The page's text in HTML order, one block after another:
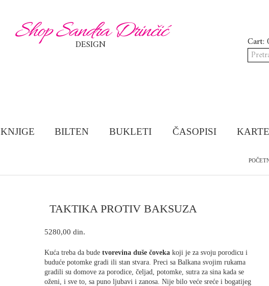
Shop Sandra Drinčić
DESIGN Cart:
za:
KNJIGE BILTEN BUKLETI ČASOPISI KARTE
TAKTIKA PROTIV BAKSUZA
5280,00 din.
Kuća treba da bude tvorevina duše čoveka koji je za svoju porodicu i
buduće potomke gradi ili stan stvara. Preci sa Balkana svojim rukama
gradili su domove za porodice, čeljad, potomke, sutra za sina kada se
oženi, i sve to, sa puno ljubavi i zanosa. Nije bilo veće sreće i bogatijeg